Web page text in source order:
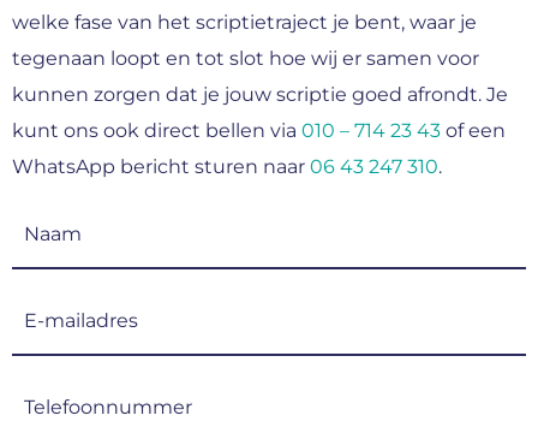
welke fase van het scriptietraject je bent, waar je
tegenaan loopt en tot slot hoe wij er samen voor
kunnen zorgen dat je jouw scriptie goed afrondt. Je
kunt ons ook direct bellen via 010 – 714 23 43 of een
WhatsApp bericht sturen naar 06 43 247 310.